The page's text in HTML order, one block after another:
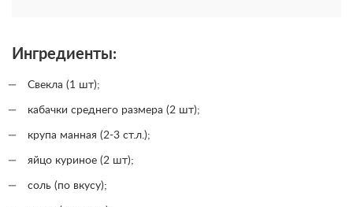
Ингредиенты:
Свекла (1 шт);
кабачки среднего размера (2 шт);
крупа манная (2-3 ст.л.);
яйцо куриное (2 шт);
соль (по вкусу);